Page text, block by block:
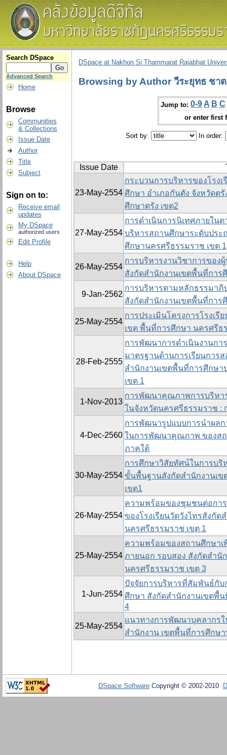
Search DSpace
Advanced Search
Home
Browse
Communities
& Collections
Issue Date
Author
Title
Subject
Sign on to:
Receive email
updates
My DSpace
authorized users
Edit Profile
Help
About DSpace
DSpace at Nakhon Si Thammarat Rajabhat
Browsing by Author วีระยุทธ ชา
Jump to: 0-9 A B C
or enter first
Sort by: In order:
Issue Date
23-May-2554
กระบวนการบริหารของโรง
ศึกษา อำเภอกันตัง จังหวัดต
ศึกษาตรัง เขต2
27-May-2554
การดำเนินการนิเทศภายใน
บริหารสถานศึกษาระดับปร
ศึกษานครศรีธรรมราช เขต 1
26-May-2554
การบริหารงานวิชาการขอ
สังกัดสำนักงานเขตพื้นที่การ
9-Jan-2562
การบริหารตามหลักธรรมา
สังกัดสำนักงานเขตพื้นที่การ
25-May-2554
การประเมินโครงการโรงเ
เขต พื้นที่การศึกษา นครศรีธ
28-Feb-2555
การพัฒนาการดำเนินงานก
มาตรฐานด้านการเรียนการ
สำนักงานเขตพื้นที่การศึกษ
เขต 1
1-Nov-2013
การพัฒนาคุณภาพการบริหา
ในจังหวัดนครศรีธรรมราช :
4-Dec-2560
การพัฒนารูปแบบการนำผล
ในการพัฒนาคุณภาพ ของส
ภาคใต้
30-May-2554
การศึกษาวิสัยทัศน์ในการบริ
ขั้นพื้นฐานสังกัดสำนักงานเ
เขต1
26-May-2554
ความพร้อมของชุมชนต่อกา
ของโรงเรียนวัดวังไทรสังกั
นครศรีธรรมราช เขต 1
25-May-2554
ความพร้อมของสถานศึกษา
ภายนอก รอบสอง สังกัดสำนั
นครศรีธรรมราช เขต 3
1-Jun-2554
ปัจจัยการบริหารที่สัมพันธ์กั
ศึกษา สังกัดสำนักงานเขตพื้
4
25-May-2554
แนวทางการพัฒนาบุคลากร
สำนักงาน เขตพื้นที่การศึกษ
DSpace Software Copyright © 2002-2010